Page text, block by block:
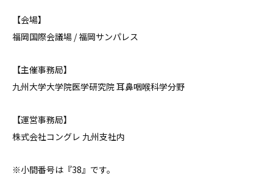
【会場】
福岡国際会議場 / 福岡サンパレス
【主催事務局】
九州大学大学院医学研究院 耳鼻咽喉科学分野
【運営事務局】
株式会社コングレ 九州支社内
※小間番号は『38』です。